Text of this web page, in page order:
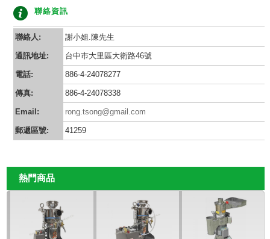
聯絡資訊
聯絡人: 謝小姐.陳先生
通訊地址: 台中巿大里區大衛路46號
電話: 886-4-24078277
傳真: 886-4-24078338
Email: rong.tsong@gmail.com
郵遞區號: 41259
熱門商品